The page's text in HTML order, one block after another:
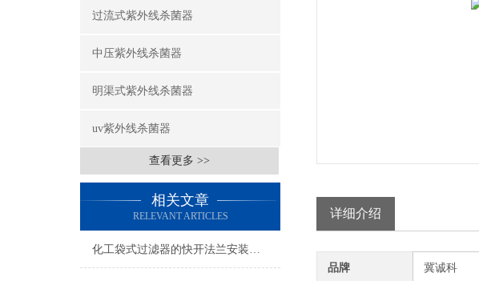
过流式紫外线杀菌器
中压紫外线杀菌器
明渠式紫外线杀菌器
uv紫外线杀菌器
查看更多 >>
相关文章
RELEVANT ARTICLES
化工袋式过滤器的快开法兰安装说明
详细介绍
品牌 冀诚科